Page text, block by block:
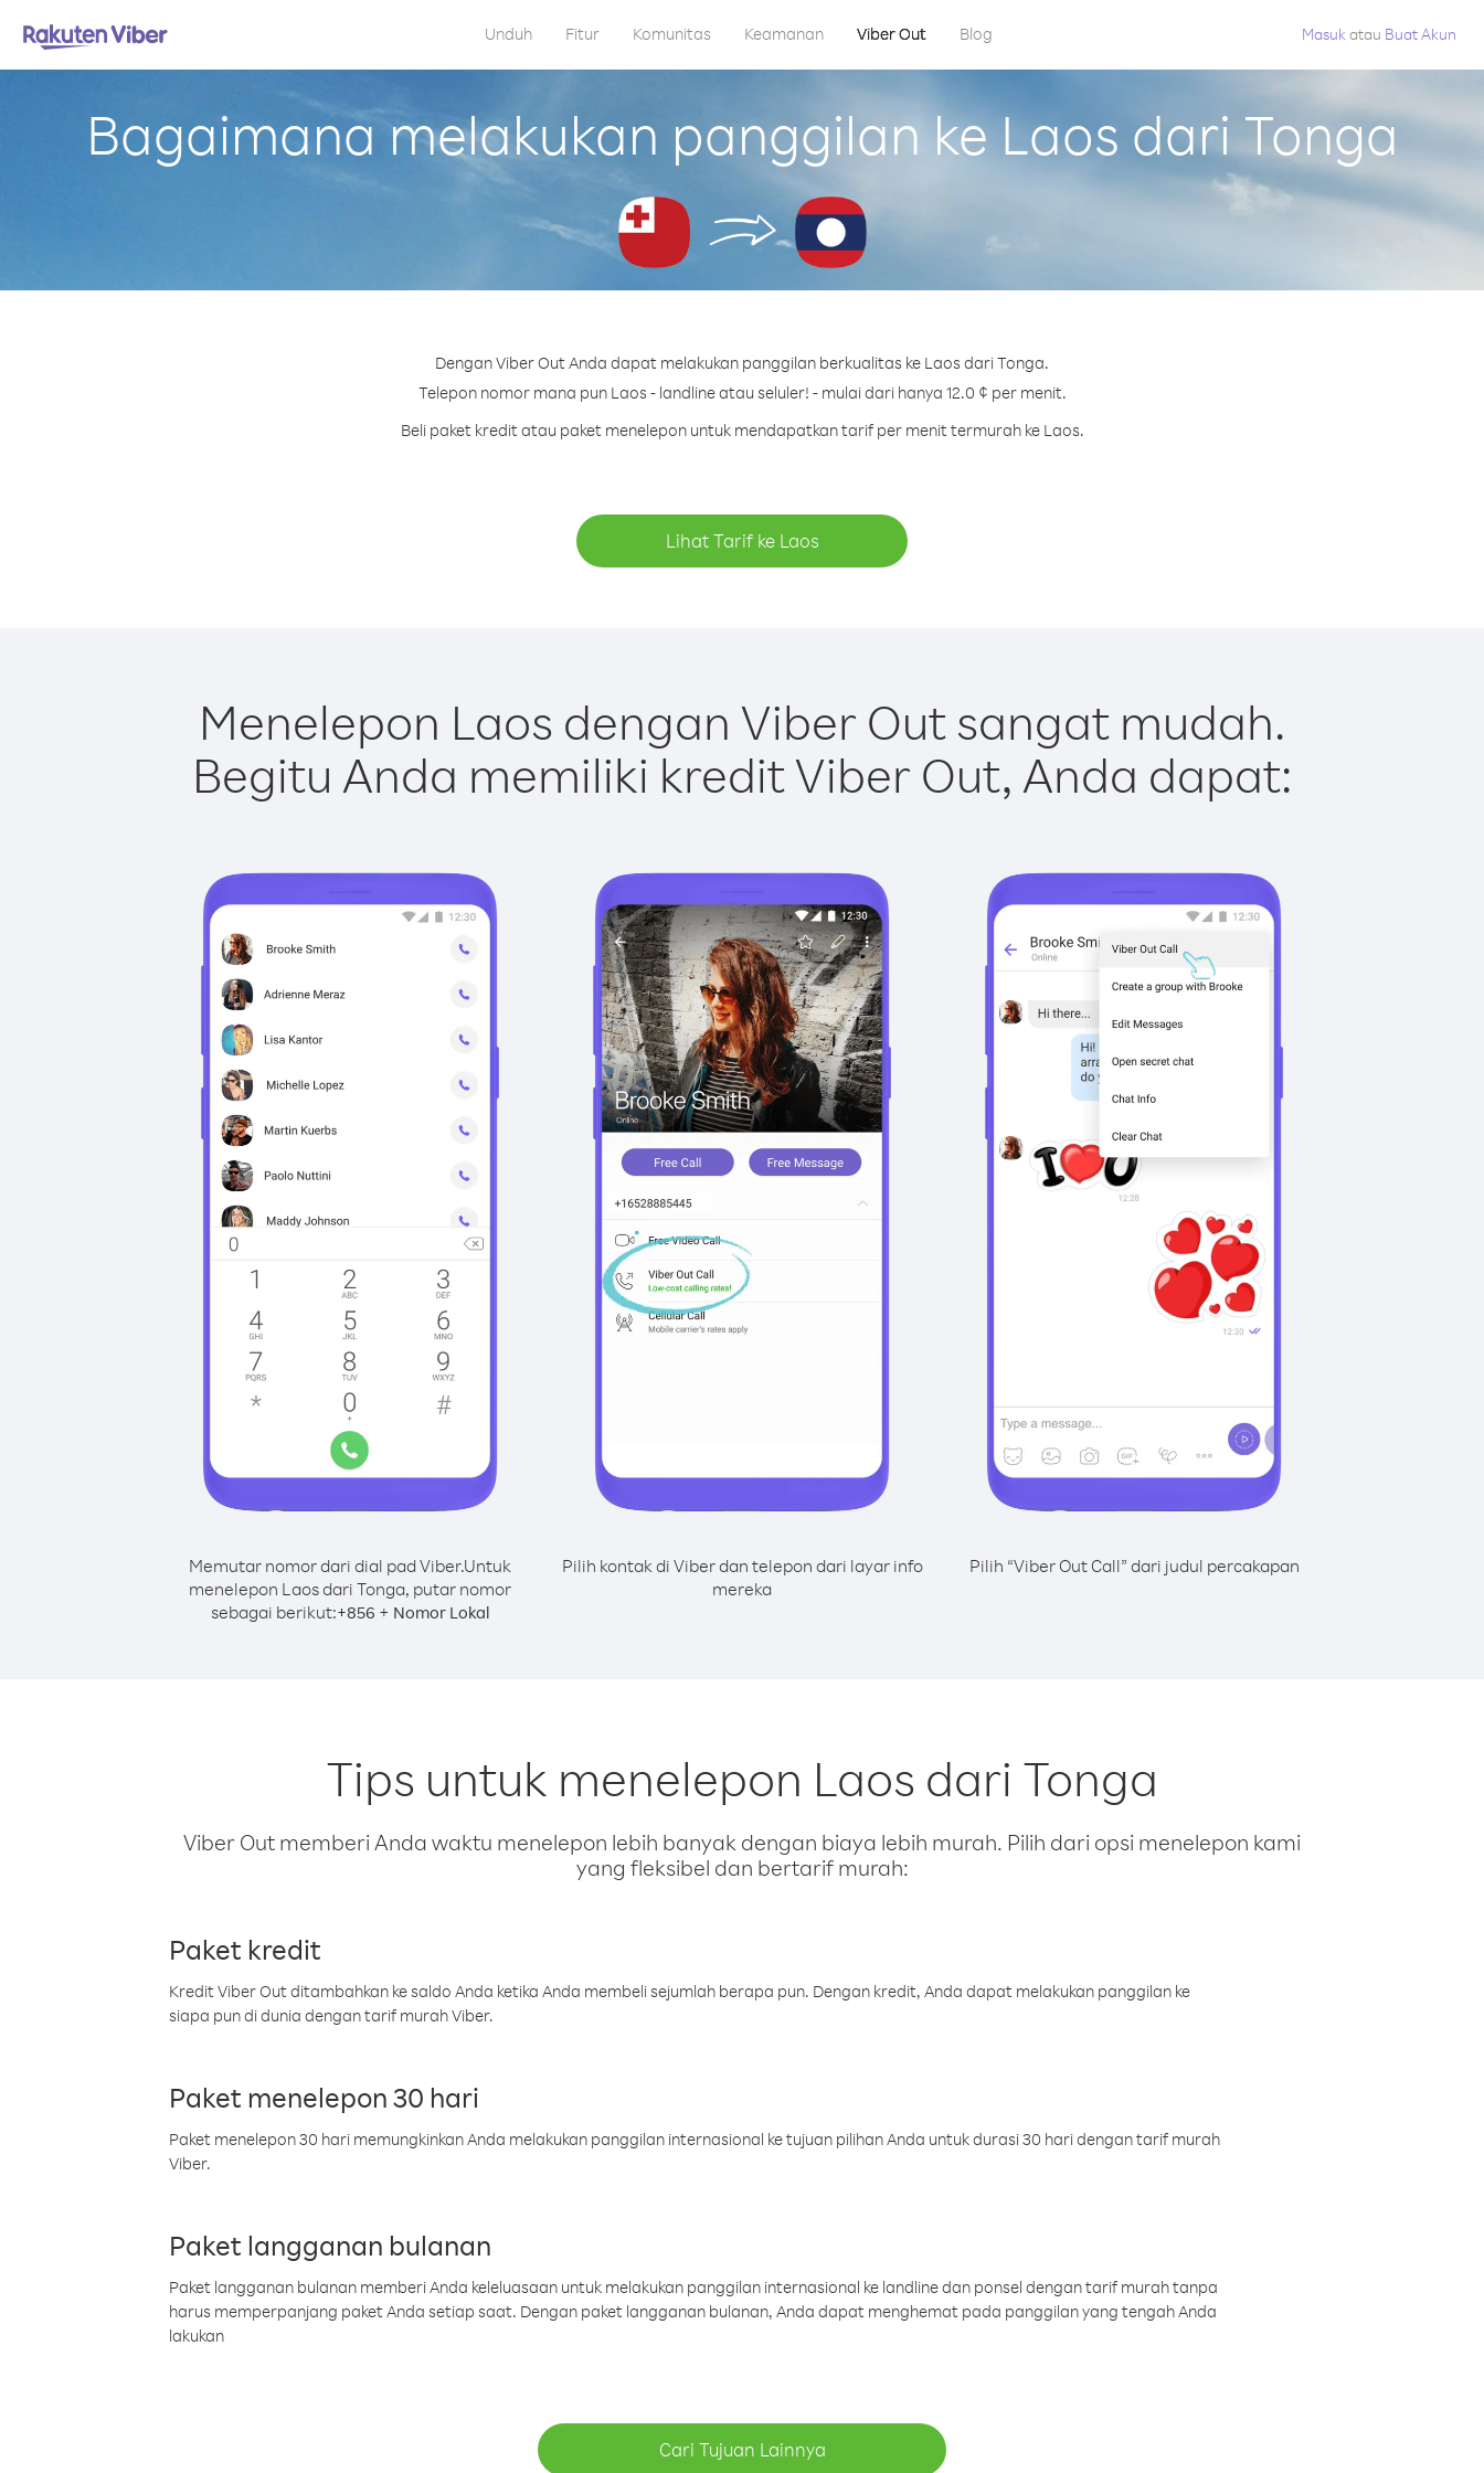
Unduh Fitur Komunitas Keamanan Viber Out Blog Masuk atau Buat Akun
Bagaimana melakukan panggilan ke Laos dari Tonga
Dengan Viber Out Anda dapat melakukan panggilan berkualitas ke Laos dari Tonga.
Telepon nomor mana pun Laos - landline atau seluler! - mulai dari hanya 12.0 ¢ per menit.
Beli paket kredit atau paket menelepon untuk mendapatkan tarif per menit termurah ke Laos.
Lihat Tarif ke Laos
Menelepon Laos dengan Viber Out sangat mudah.
Begitu Anda memiliki kredit Viber Out, Anda dapat:
Memutar nomor dari dial pad Viber.Untuk
menelepon Laos dari Tonga, putar nomor
sebagai berikut:+856 + Nomor Lokal
Pilih kontak di Viber dan telepon dari layar info
mereka
Pilih “Viber Out Call” dari judul percakapan
Tips untuk menelepon Laos dari Tonga
Viber Out memberi Anda waktu menelepon lebih banyak dengan biaya lebih murah. Pilih dari opsi menelepon kami
yang fleksibel dan bertarif murah:
Paket kredit
Kredit Viber Out ditambahkan ke saldo Anda ketika Anda membeli sejumlah berapa pun. Dengan kredit, Anda dapat melakukan panggilan ke
siapa pun di dunia dengan tarif murah Viber.
Paket menelepon 30 hari
Paket menelepon 30 hari memungkinkan Anda melakukan panggilan internasional ke tujuan pilihan Anda untuk durasi 30 hari dengan tarif murah
Viber.
Paket langganan bulanan
Paket langganan bulanan memberi Anda keleluasaan untuk melakukan panggilan internasional ke landline dan ponsel dengan tarif murah tanpa
harus memperpanjang paket Anda setiap saat. Dengan paket langganan bulanan, Anda dapat menghemat pada panggilan yang tengah Anda
lakukan
Cari Tujuan Lainnya